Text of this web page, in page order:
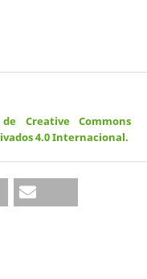
Creative Commons
4.0 Internacional.